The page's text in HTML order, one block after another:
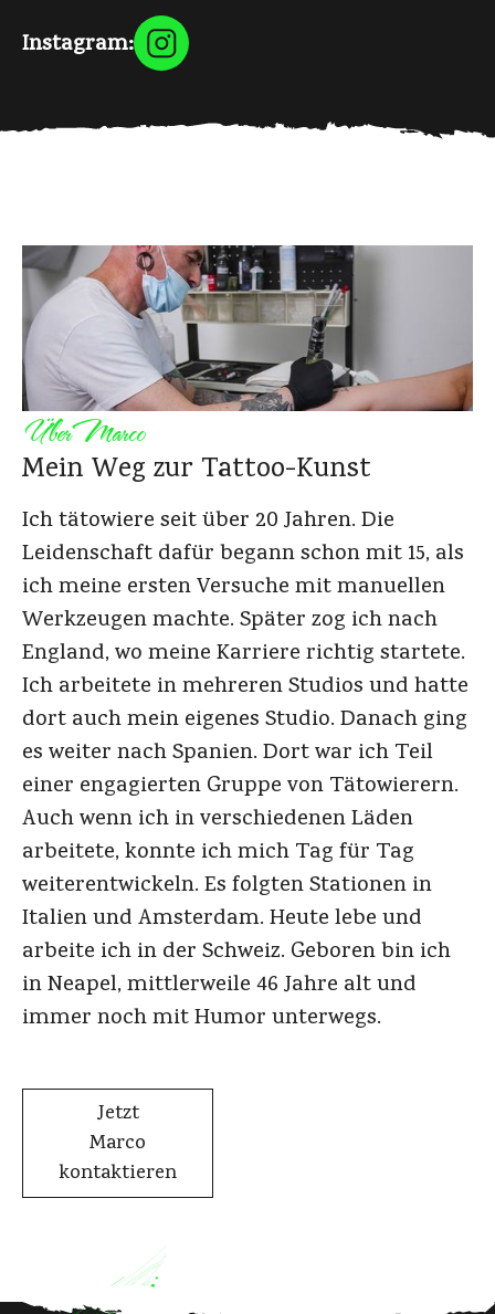
Instagram:
ÜberMarco
Mein Weg zur Tattoo-Kunst
Ich tätowiere seit über 20 Jahren. Die
Leidenschaft dafür begann schon mit 15, als
ich meine ersten Versuche mit manuellen
Werkzeugen machte. Später zog ich nach
England, wo meine Karriere richtig startete.
Ich arbeitete in mehreren Studios und hatte
dort auch mein eigenes Studio. Danach ging
es weiter nach Spanien. Dort war ich Teil
einer engagierten Gruppe von Tätowierern.
Auch wenn ich in verschiedenen Läden
arbeitete, konnte ich mich Tag für Tag
weiterentwickeln. Es folgten Stationen in
Italien und Amsterdam. Heute lebe und
arbeite ich in der Schweiz. Geboren bin ich
in Neapel, mittlerweile 46 Jahre alt und
immer noch mit Humor unterwegs.
Jetzt
Marco
kontaktieren